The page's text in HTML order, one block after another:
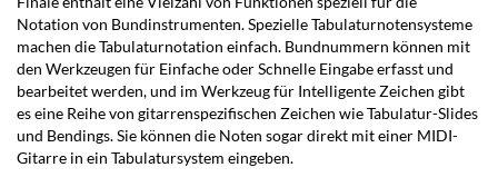
Notation von Bundinstrumenten. Spezielle Tabulaturnotensysteme
machen die Tabulaturnotation einfach. Bundnummern können mit
den Werkzeugen für Einfache oder Schnelle Eingabe erfasst und
bearbeitet werden, und im Werkzeug für Intelligente Zeichen gibt
es eine Reihe von gitarrenspezifischen Zeichen wie Tabulatur-Slides
und Bendings. Sie können die Noten sogar direkt mit einer MIDI-
Gitarre in ein Tabulatursystem eingeben.